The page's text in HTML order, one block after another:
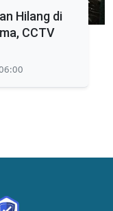
Hilang di
CCTV